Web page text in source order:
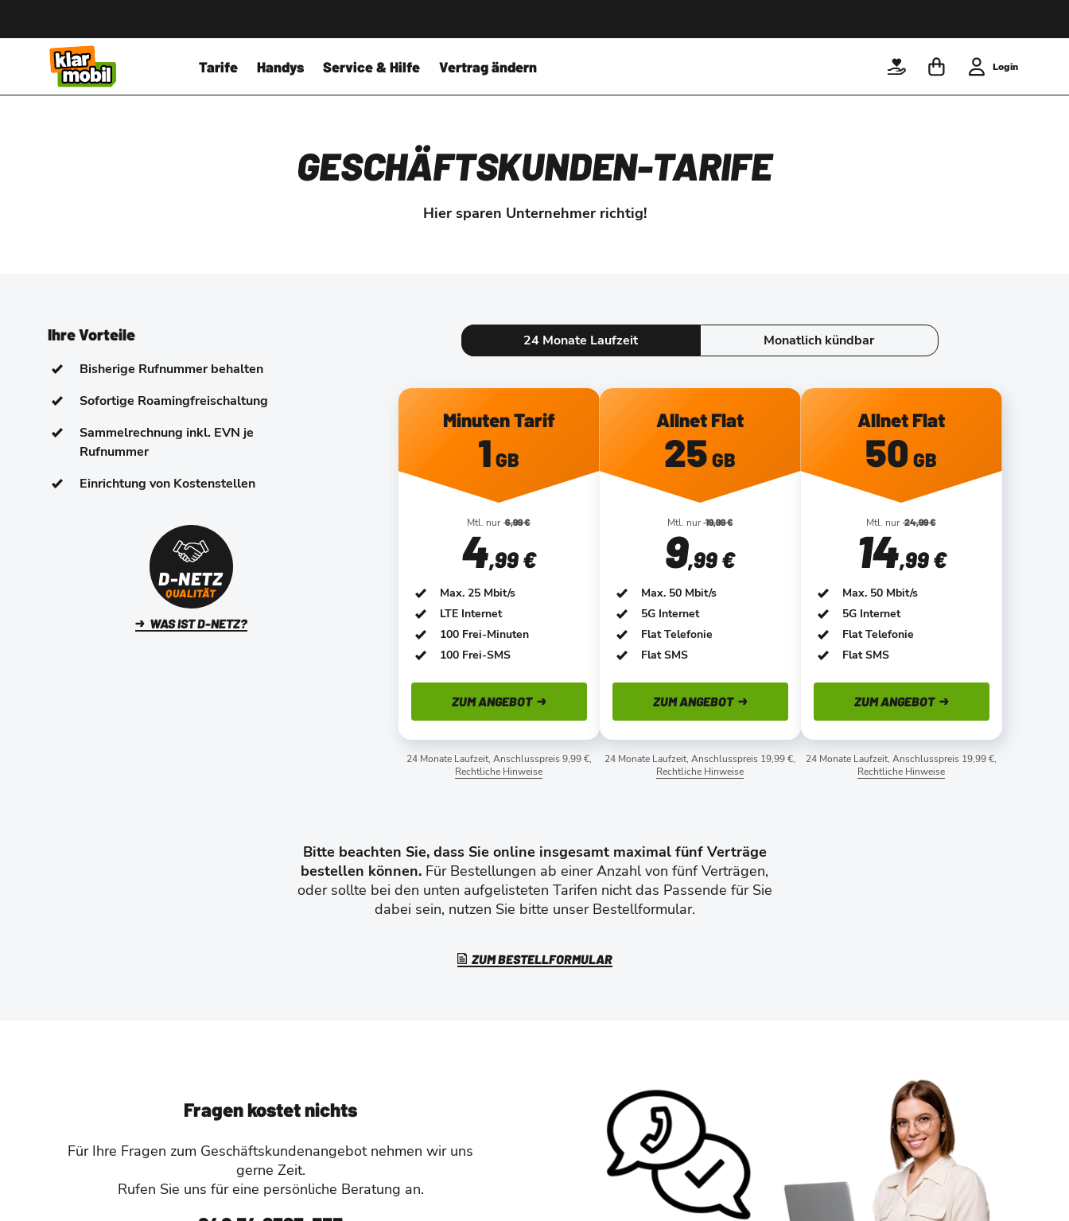
Tarife Handys Service & Hilfe Vertrag ändern Login
GESCHÄFTSKUNDEN-TARIFE
Hier sparen Unternehmer richtig!
Ihre Vorteile
Bisherige Rufnummer behalten
Sofortige Roamingfreischaltung
Sammelrechnung inkl. EVN je
Rufnummer
Einrichtung von Kostenstellen
D-NETZ
QUALITÄT
WAS IST D-NETZ?
24 Monate Laufzeit Monatlich kündbar
Minuten Tarif
1 GB
Mtl. nur 6,99 €
4,99 €
Max. 25 Mbit/s
LTE Internet
100 Frei-Minuten
100 Frei-SMS
ZUM ANGEBOT
24 Monate Laufzeit, Anschlusspreis 9,99 €,
Rechtliche Hinweise
Allnet Flat
25 GB
Mtl. nur 19,99 €
9,99 €
Max. 50 Mbit/s
5G Internet
Flat Telefonie
Flat SMS
ZUM ANGEBOT
24 Monate Laufzeit, Anschlusspreis 19,99 €,
Rechtliche Hinweise
Allnet Flat
50 GB
Mtl. nur 24,99 €
14,99 €
Max. 50 Mbit/s
5G Internet
Flat Telefonie
Flat SMS
ZUM ANGEBOT
24 Monate Laufzeit, Anschlusspreis 19,99 €,
Rechtliche Hinweise
Bitte beachten Sie, dass Sie online insgesamt maximal fünf Verträge
bestellen können. Für Bestellungen ab einer Anzahl von fünf Verträgen,
oder sollte bei den unten aufgelisteten Tarifen nicht das Passende für Sie
dabei sein, nutzen Sie bitte unser Bestellformular.
ZUM BESTELLFORMULAR
Fragen kostet nichts
Für Ihre Fragen zum Geschäftskundenangebot nehmen wir uns
gerne Zeit.
Rufen Sie uns für eine persönliche Beratung an.